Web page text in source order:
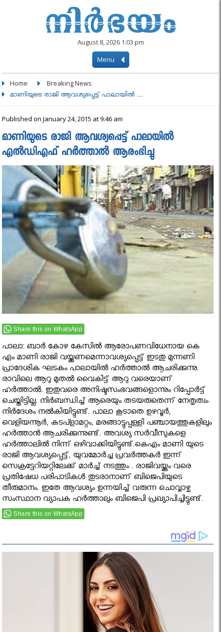
August 8, 2026 1:03 pm
Menu
Home Breaking News
മാണിയുടെ രാജി ആവശ്യപ്പെട്ട് പാലായില്‍ ....
Published on January 24, 2015 at 9:46 am
മാണിയുടെ രാജി ആവശ്യപ്പെട്ട് പാലായില്‍
എൽഡിഎഫ് ഹർത്താൽ ആരംഭിച്ചു
Share this on WhatsApp
പാലാ: ബാര്‍ കോഴ കേസില്‍ ആരോപണവിധേനായ കെ
എം മാണി രാജി വയ്ക്കണമെന്നാവശ്യപ്പെട്ട് ഇടതു മുന്നണി
പ്രാദേശിക ഘടകം പാലായില്‍ ഹര്‍ത്താല്‍ ആചരിക്കുന്നു.
രാവിലെ ആറു മുതൽ വൈകിട്ട് ആറു വരെയാണ്
ഹർത്താൽ. ഇതുവരെ അനിഷ്ടസംഭവങ്ങളൊന്നും റിപ്പോർട്ട്
ചെയ്തിട്ടില്ല. നിർബന്ധിച്ച് ആരെയും തടയരുതെന്ന് നേതൃത്വം
നിർദേശം നൽകിയിട്ടുണ്ട്. പാലാ കൂടാതെ ഉഴവൂര്‍,
വെളിയന്നൂര്‍, കടപ്ളാമറ്റം, മരങ്ങാട്ടുപ്പള്ളി പഞ്ചായത്തുകളിലും
ഹര്‍ത്താന്‍ ആചരിക്കുന്നുണ്ട്. അവശ്യ സര്‍വീസുകളെ
ഹര്‍ത്താലില്‍ നിന്ന് ഒഴിവാക്കിയിട്ടുണ്ട്.കെഎം മാണി യുടെ
രാജി ആവശ്യപ്പെട്ട്, യുവമോര്‍ച്ച പ്രവര്‍ത്തകര്‍ ഇന്ന്
സെക്രട്ടേറിയറ്റിലേക്ക് മാര്‍ച്ച് നടത്തും . രാജിവയ്ക്കും വരെ
പ്രതിഷേധ പരിപാടികള്‍ തുടരാനാണ് ബിജെപിയുടെ
തീരുമാനം. ഇതേ ആവശ്യം ഉന്നയിച്ച് വരുന്ന ചൊവ്വാഴ്ച
സംസ്ഥാന വ്യാപക ഹര്‍ത്താലും ബിജെപി പ്രഖ്യാപിച്ചിട്ടുണ്ട്.
Share this on WhatsApp